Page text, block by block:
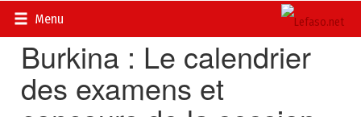
Menu
Accueil>
Burkina : Le calendrier
des examens et